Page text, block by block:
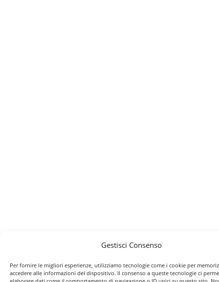
Gestisci Consenso
Per fornire le migliori esperienze, utilizziamo tecnologie come i cookie per
accedere alle informazioni del dispositivo. Il consenso a queste tecnologie ci